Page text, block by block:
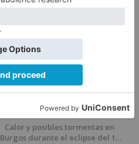
LO + VISTO
Detienen a un joven de 27 años
por el robo de cableado y por
atentado contra los agentes
Calor y posibles tormentas en
Burgos durante el eclipse del 12